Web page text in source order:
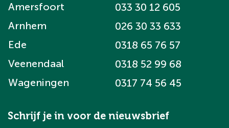
Amersfoort
033 30 12 605
Arnhem
026 30 33 633
Ede
0318 65 76 57
Veenendaal
0318 52 99 68
Wageningen
0317 74 56 45
Schrijf je in voor de nieuwsbrief